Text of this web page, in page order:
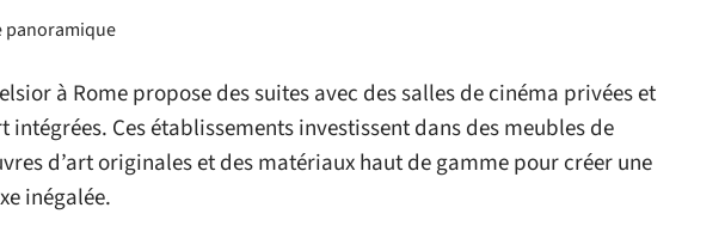
panoramique
à Rome propose des suites avec des salles de cinéma privées et
intégrées. Ces établissements investissent dans des meubles de
d’art originales et des matériaux haut de gamme pour créer une
inégalée.